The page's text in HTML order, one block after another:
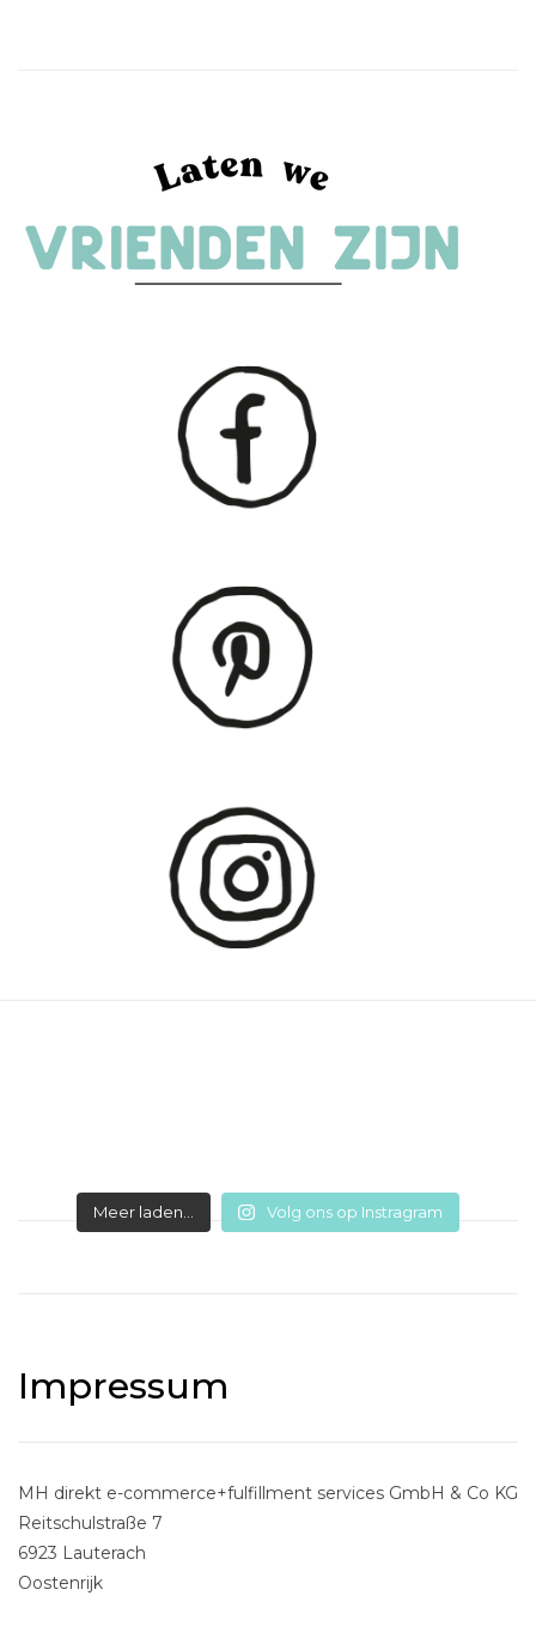
Meer laden... Volg ons op Instragram
Impressum
MH direkt e-commerce+fulfillment services GmbH & Co KG
Reitschulstraße 7
6923 Lauterach
Oostenrijk